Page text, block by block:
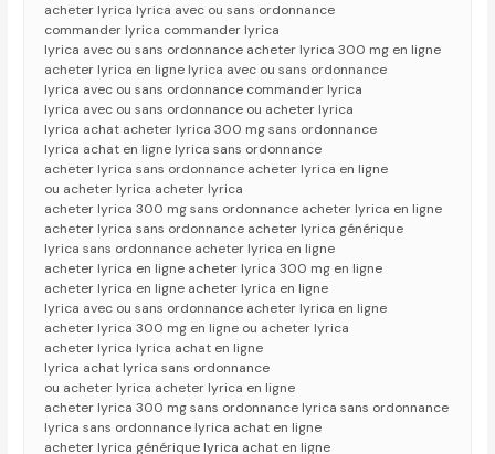
acheter lyrica lyrica avec ou sans ordonnance
commander lyrica commander lyrica
lyrica avec ou sans ordonnance acheter lyrica 300 mg en ligne
acheter lyrica en ligne lyrica avec ou sans ordonnance
lyrica avec ou sans ordonnance commander lyrica
lyrica avec ou sans ordonnance ou acheter lyrica
lyrica achat acheter lyrica 300 mg sans ordonnance
lyrica achat en ligne lyrica sans ordonnance
acheter lyrica sans ordonnance acheter lyrica en ligne
ou acheter lyrica acheter lyrica
acheter lyrica 300 mg sans ordonnance acheter lyrica en ligne
acheter lyrica sans ordonnance acheter lyrica générique
lyrica sans ordonnance acheter lyrica en ligne
acheter lyrica en ligne acheter lyrica 300 mg en ligne
acheter lyrica en ligne acheter lyrica en ligne
lyrica avec ou sans ordonnance acheter lyrica en ligne
acheter lyrica 300 mg en ligne ou acheter lyrica
acheter lyrica lyrica achat en ligne
lyrica achat lyrica sans ordonnance
ou acheter lyrica acheter lyrica en ligne
acheter lyrica 300 mg sans ordonnance lyrica sans ordonnance
lyrica sans ordonnance lyrica achat en ligne
acheter lyrica générique lyrica achat en ligne